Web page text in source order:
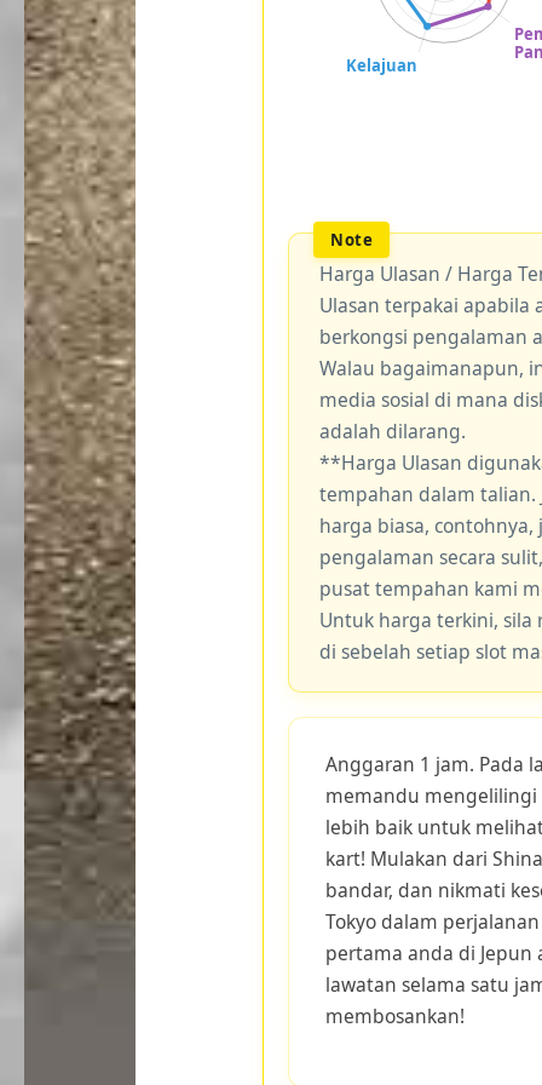
Harga Ulasan / Harga
Ulasan terpakai
berkongsi pengalaman
Walau bagaimanapun,
media sosial di mana
adalah dilarang.
**Harga Ulasan
tempahan dalam talian.
harga biasa,
pengalaman secara
pusat tempahan kami
Untuk harga terkini, sila
di sebelah setiap slot
Anggaran 1 jam. Pada
memandu mengelilingi
lebih baik untuk
kart! Mulakan dari
bandar, dan nikmati
Tokyo dalam
pertama anda di
lawatan selama satu
membosankan!